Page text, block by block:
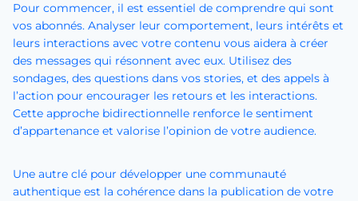
Pour commencer, il est essentiel de comprendre qui sont
vos abonnés. Analyser leur comportement, leurs intérêts et
leurs interactions avec votre contenu vous aidera à créer
des messages qui résonnent avec eux. Utilisez des
sondages, des questions dans vos stories, et des appels à
l’action pour encourager les retours et les interactions.
Cette approche bidirectionnelle renforce le sentiment
d’appartenance et valorise l’opinion de votre audience.
Une autre clé pour développer une communauté
authentique est la cohérence dans la publication de votre